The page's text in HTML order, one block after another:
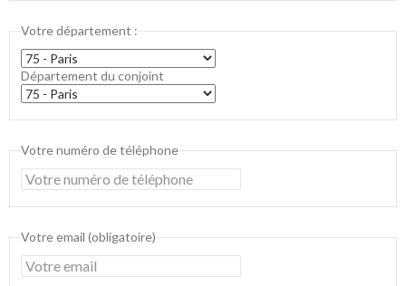
Votre département :
Département du conjoint
Votre numéro de téléphone
Votre email (obligatoire)